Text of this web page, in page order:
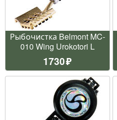
Рыбочистка Belmont MC-
010 Wing Urokotori L
1730